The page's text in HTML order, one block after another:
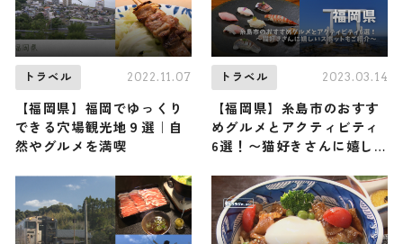
トラベル 2022.11.07
【福岡県】福岡でゆっくり
できる穴場観光地９選｜自
然やグルメを満喫
トラベル 2023.03.14
【福岡県】糸島市のおすす
めグルメとアクティビティ
6選！〜猫好きさんに嬉し